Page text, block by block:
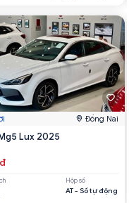
Đồng Nai
Lux 2025
Hộp số
AT - Số tự động